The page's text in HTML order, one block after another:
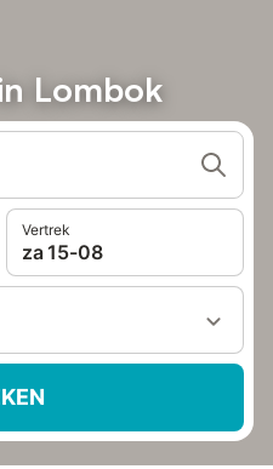
Lombok
Vertrek
za 15-08